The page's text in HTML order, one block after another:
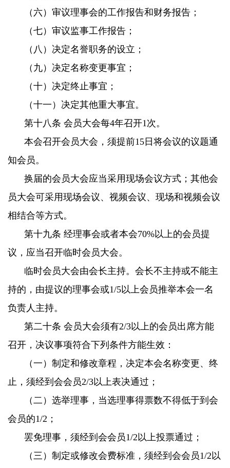
（六）审议理事会的工作报告和财务报告；
（七）审议监事工作报告；
（八）决定名誉职务的设立；
（九）决定名称变更事宜；
（十）决定终止事宜；
（十一）决定其他重大事宜。
第十八条 会员大会每4年召开1次。
本会召开会员大会，须提前15日将会议的议题通
知会员。
换届的会员大会应当采用现场会议方式；其他会
员大会可采用现场会议、视频会议、现场和视频会议
相结合等方式。
第十九条 经理事会或者本会70%以上的会员提
议，应当召开临时会员大会。
临时会员大会由会长主持。会长不主持或不能主
持的，由提议的理事会或1/5以上会员推举本会一名
负责人主持。
第二十条 会员大会须有2/3以上的会员出席方能
召开，决议事项符合下列条件方能生效：
（一）制定和修改章程，决定本会名称变更、终
止，须经到会会员2/3以上表决通过；
（二）选举理事，当选理事得票数不得低于到会
会员的1/2；
罢免理事，须经到会会员1/2以上投票通过；
（三）制定或修改会费标准，须经到会会员1/2以